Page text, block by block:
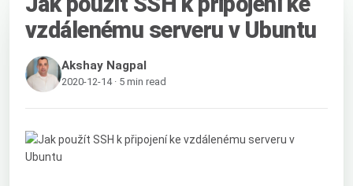
vzdálenému serveru v Ubuntu
Akshay Nagpal
2020-12-14 · 5 min read